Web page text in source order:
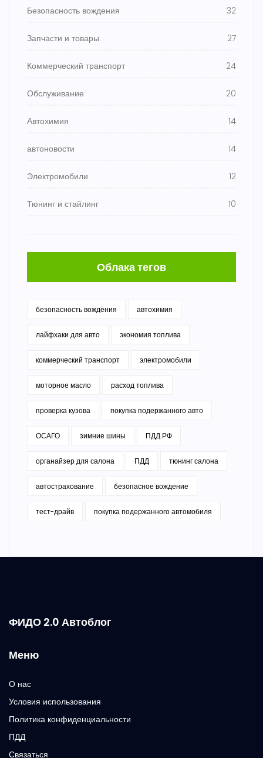
Безопасность вождения 32
Запчасти и товары 27
Коммерческий транспорт 24
Обслуживание 20
Автохимия 14
автоновости 14
Электромобили 12
Тюнинг и стайлинг 10
Облака тегов
безопасность вождения автохимия
лайфхаки для авто экономия топлива
коммерческий транспорт электромобили
моторное масло расход топлива
проверка кузова покупка подержанного авто
ОСАГО зимние шины ПДД РФ
органайзер для салона ПДД тюнинг салона
автострахование безопасное вождение
тест-драйв покупка подержанного автомобиля
ФИДО 2.0 Автоблог
Меню
О нас
Условия использования
Политика конфиденциальности
ПДД
Связаться